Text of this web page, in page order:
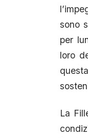
sono
per
loro
La